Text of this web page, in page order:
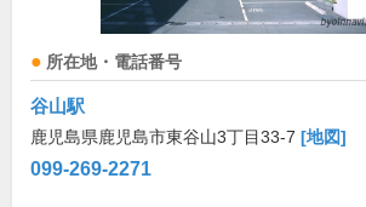
所在地・電話番号
谷山駅
鹿児島県鹿児島市東谷山3丁目33-7 [地図]
099-269-2271